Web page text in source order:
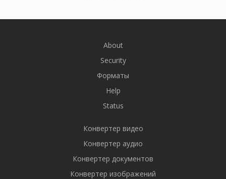
About
Security
Форматы
Help
Status
Конвертер видео
Конвертер аудио
Конвертер документов
Конвертер изображений